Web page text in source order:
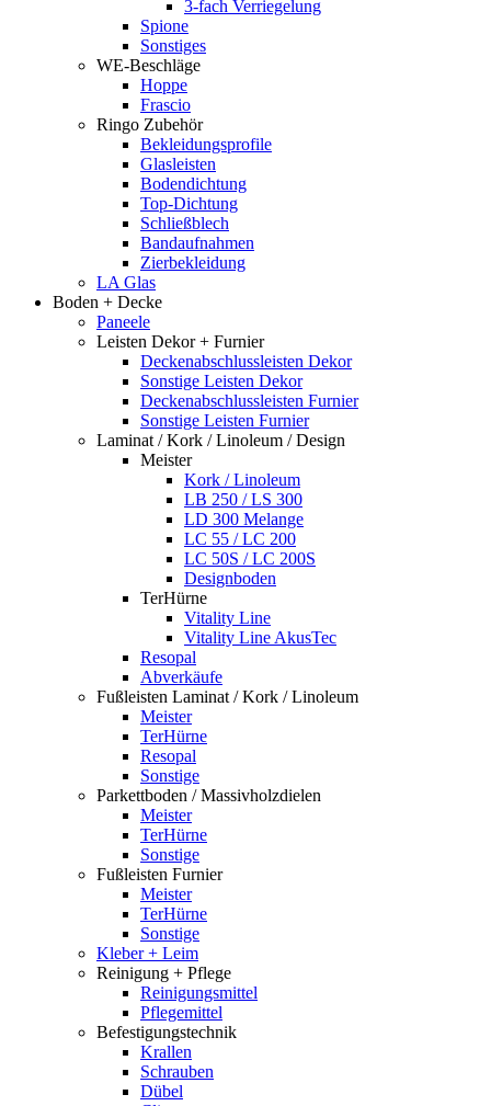
3-fach Verriegelung
Spione
Sonstiges
WE-Beschläge
Hoppe
Frascio
Ringo Zubehör
Bekleidungsprofile
Glasleisten
Bodendichtung
Top-Dichtung
Schließblech
Bandaufnahmen
Zierbekleidung
LA Glas
Boden + Decke
Paneele
Leisten Dekor + Furnier
Deckenabschlussleisten Dekor
Sonstige Leisten Dekor
Deckenabschlussleisten Furnier
Sonstige Leisten Furnier
Laminat / Kork / Linoleum / Design
Meister
Kork / Linoleum
LB 250 / LS 300
LD 300 Melange
LC 55 / LC 200
LC 50S / LC 200S
Designboden
TerHürne
Vitality Line
Vitality Line AkusTec
Resopal
Abverkäufe
Fußleisten Laminat / Kork / Linoleum
Meister
TerHürne
Resopal
Sonstige
Parkettboden / Massivholzdielen
Meister
TerHürne
Sonstige
Fußleisten Furnier
Meister
TerHürne
Sonstige
Kleber + Leim
Reinigung + Pflege
Reinigungsmittel
Pflegemittel
Befestigungstechnik
Krallen
Schrauben
Dübel